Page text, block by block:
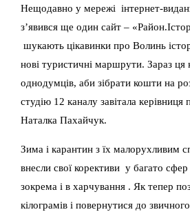
Нещодавно у мережі інтернет-
з’явився ще один сайт –
шукають цікавинки про Волинь
нові туристичні маршрути. Зараз
однодумців, аби зібрати кошти на
студію 12 каналу завітала керівниця
Наталка Пахайчук.
Зима і карантин з їх малорухливим
внесли свої корективи у багато
зокрема і в харчування . Як тепер
кілограмів і повернутися до